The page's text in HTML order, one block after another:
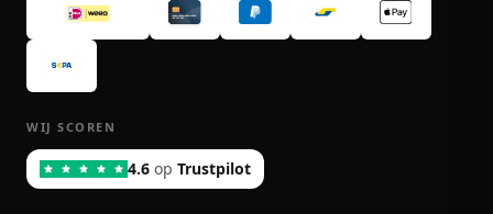
WIJ SCOREN
4.6 op Trustpilot